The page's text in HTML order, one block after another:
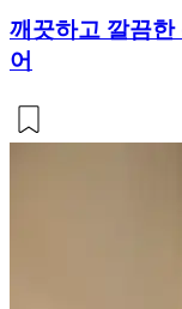
깨끗하고 깔끔한
어